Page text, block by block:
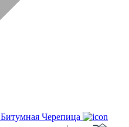
Битумная Черепица